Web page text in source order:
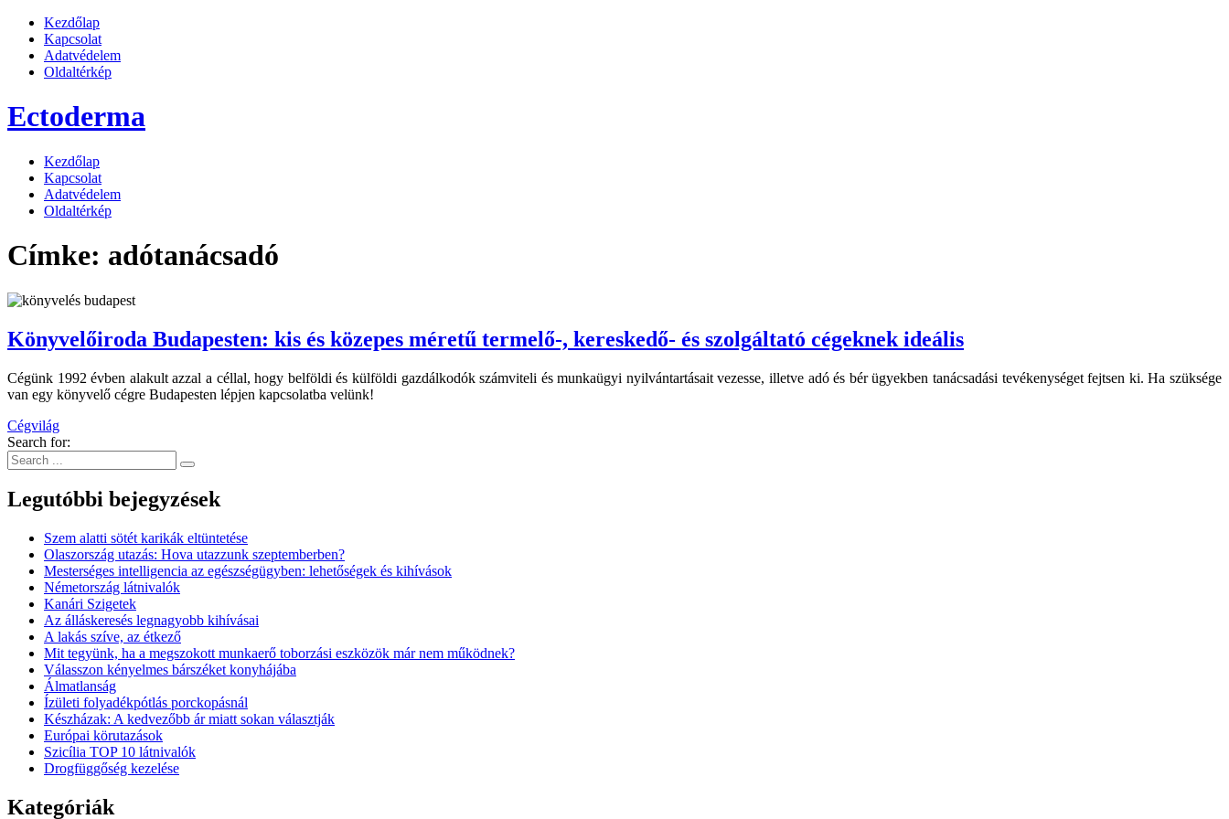
Kezdőlap
Kapcsolat
Adatvédelem
Oldaltérkép
Ectoderma
Kezdőlap
Kapcsolat
Adatvédelem
Oldaltérkép
Címke: adótanácsadó
Könyvelőiroda Budapesten: kis és közepes méretű termelő-, kereskedő- és szolgáltató cégeknek ideális
Cégünk 1992 évben alakult azzal a céllal, hogy belföldi és külföldi gazdálkodók számviteli és munkaügyi nyilvántartásait vezesse, illetve adó és bér ügyekben tanácsadási tevékenységet fejtsen ki. Ha szüksége
van egy könyvelő cégre Budapesten lépjen kapcsolatba velünk!
Cégvilág
Search for:
Legutóbbi bejegyzések
Szem alatti sötét karikák eltüntetése
Olaszország utazás: Hova utazzunk szeptemberben?
Mesterséges intelligencia az egészségügyben: lehetőségek és kihívások
Németország látnivalók
Kanári Szigetek
Az álláskeresés legnagyobb kihívásai
A lakás szíve, az étkező
Mit tegyünk, ha a megszokott munkaerő toborzási eszközök már nem működnek?
Válasszon kényelmes bárszéket konyhájába
Álmatlanság
Ízületi folyadékpótlás porckopásnál
Készházak: A kedvezőbb ár miatt sokan választják
Európai körutazások
Szicília TOP 10 látnivalók
Drogfüggőség kezelése
Kategóriák